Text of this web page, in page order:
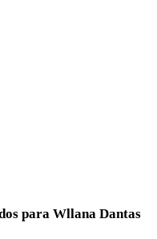
para Wllana Dantas